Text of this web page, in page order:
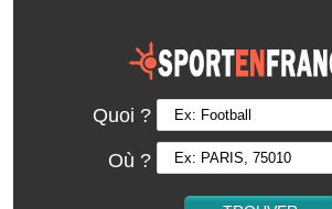
Quoi ?
Où ?